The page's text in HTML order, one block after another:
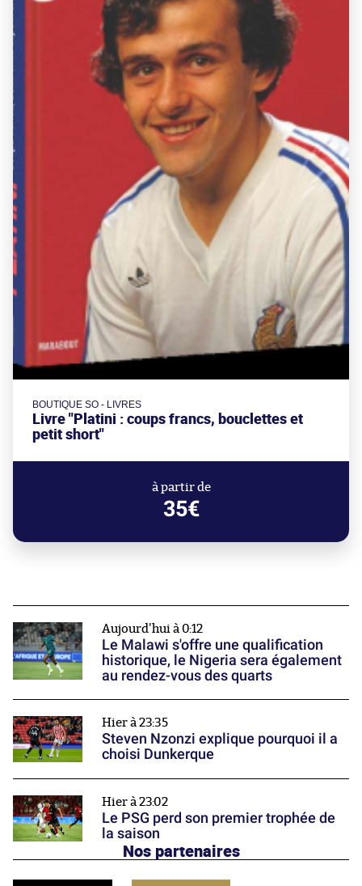
BOUTIQUE SO - LIVRES
Livre "Platini : coups francs, bouclettes et
petit short"
à partir de
35€
Aujourd'hui à 0:12
Le Malawi s'offre une qualification
historique, le Nigeria sera également
au rendez-vous des quarts
Hier à 23:35
Steven Nzonzi explique pourquoi il a
choisi Dunkerque
Hier à 23:02
Le PSG perd son premier trophée de
la saison
Nos partenaires